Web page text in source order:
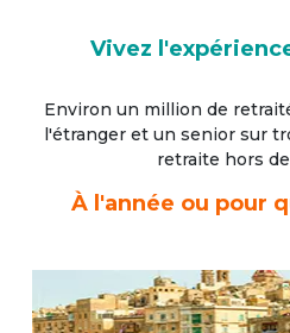
Vivez
Environ un million de
l'étrangeret un senior sur
retraite hors
À l'année ou pour